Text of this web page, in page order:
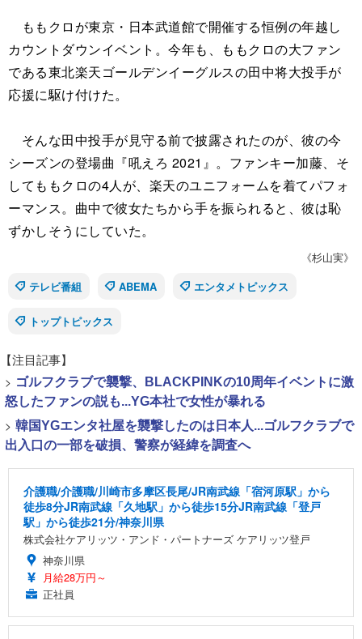
ももクロが東京・日本武道館で開催する恒例の年越し
カウントダウンイベント。今年も、ももクロの大ファン
である東北楽天ゴールデンイーグルスの田中将大投手が
応援に駆け付けた。
そんな田中投手が見守る前で披露されたのが、彼の今
シーズンの登場曲『吼えろ 2021』。ファンキー加藤、そ
してももクロの4人が、楽天のユニフォームを着てパフォ
ーマンス。曲中で彼女たちから手を振られると、彼は恥
ずかしそうにしていた。
《杉山実》
テレビ番組
ABEMA エンタメトピックス
トップトピックス
【注目記事】
> ゴルフクラブで襲撃、BLACKPINKの10周年イベントに激
怒したファンの説も...YG本社で女性が暴れる
> 韓国YGエンタ社屋を襲撃したのは日本人...ゴルフクラブで
出入口の一部を破損、警察が経緯を調査へ
介護職/介護職/川崎市多摩区長尾/JR南武線「宿河原駅」から
徒歩8分JR南武線「久地駅」から徒歩15分JR南武線「登戸
駅」から徒歩21分/神奈川県
株式会社ケアリッツ・アンド・パートナーズ ケアリッツ登戸
神奈川県
月給28万円～
正社員